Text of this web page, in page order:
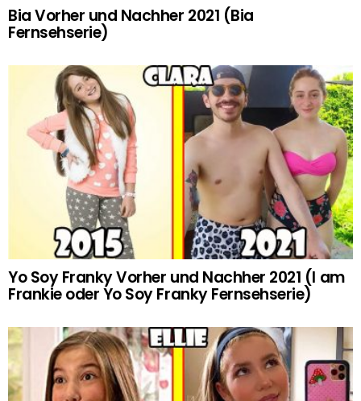
Bia Vorher und Nachher 2021 (Bia
Fernsehserie)
Yo Soy Franky Vorher und Nachher 2021 (I am
Frankie oder Yo Soy Franky Fernsehserie)